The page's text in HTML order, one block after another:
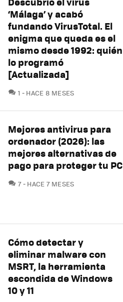
‘Málaga’ y acabó
fundando VirusTotal. El
enigma que queda es el
mismo desde 1992: quién
lo programó
[Actualizada]
1 COMENTARIOS
HACE 8 MESES
Mejores antivirus para
ordenador (2026): las
mejores alternativas de
pago para proteger tu PC
7COMENTARIOS
HACE 7 MESES
Cómo detectar y
eliminar malware con
MSRT, la herramienta
escondida de Windows
10 y 11